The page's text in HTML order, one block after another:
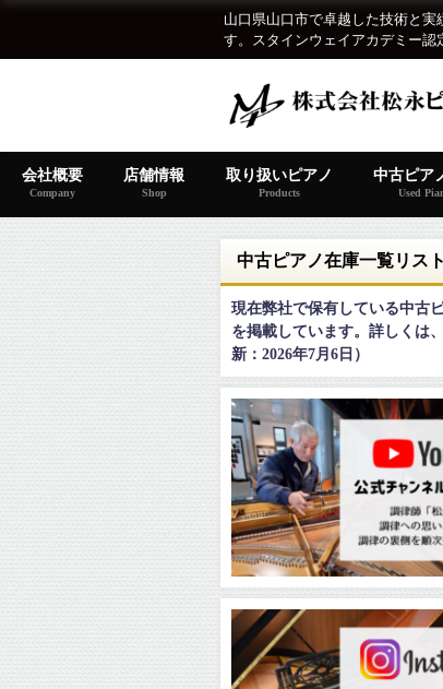
山口県山口市で卓越した技術と
す。スタインウェイアカデミー認
会社概要
Company
店舗情報
Shop
取り扱いピアノ
Products
中古ピア
Used
中古ピアノ在庫一覧リスト
現在弊社で保有している中古
を掲載しています。詳しくは
新：2026年7月6日）